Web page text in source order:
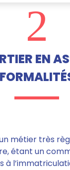
2
EN
métier très
étant un